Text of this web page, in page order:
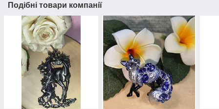
Подібні товари компанії